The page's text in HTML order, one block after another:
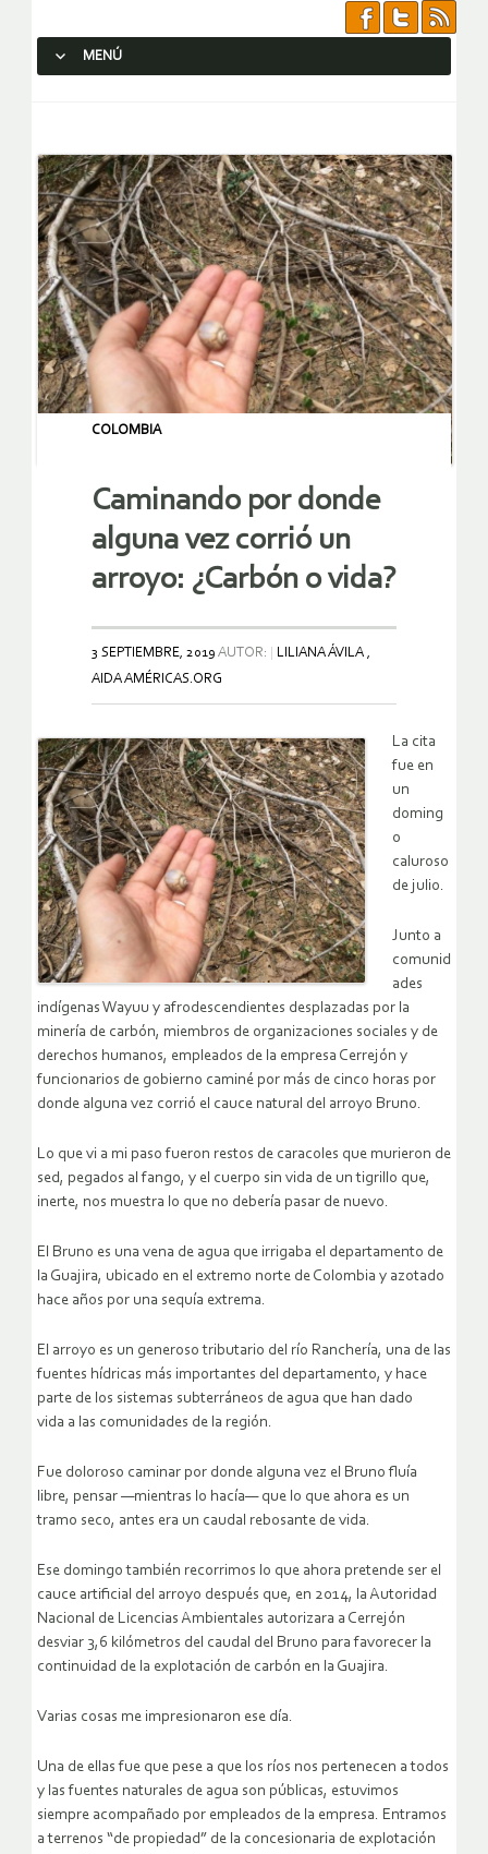
MENÚ
COLOMBIA
Caminando por donde
alguna vez corrió un
arroyo: ¿Carbón o vida?
3 SEPTIEMBRE, 2019 AUTOR:
LILIANA ÁVILA ,
AIDA AMÉRICAS.ORG
La cita
fue en
un
doming
o
caluroso
de julio.
Junto a
comunid
ades
indígenas Wayuu y afrodescendientes desplazadas por la
minería de carbón, miembros de organizaciones sociales y de
derechos humanos, empleados de la empresa Cerrejón y
funcionarios de gobierno caminé por más de cinco horas por
donde alguna vez corrió el cauce natural del arroyo Bruno.
Lo que vi a mi paso fueron restos de caracoles que murieron de
sed, pegados al fango, y el cuerpo sin vida de un tigrillo que,
inerte, nos muestra lo que no debería pasar de nuevo.
El Bruno es una vena de agua que irrigaba el departamento de
la Guajira, ubicado en el extremo norte de Colombia y azotado
hace años por una sequía extrema.
El arroyo es un generoso tributario del río Ranchería, una de las
fuentes hídricas más importantes del departamento, y hace
parte de los sistemas subterráneos de agua que han dado
vida a las comunidades de la región.
Fue doloroso caminar por donde alguna vez el Bruno fluía
libre, pensar —mientras lo hacía— que lo que ahora es un
tramo seco, antes era un caudal rebosante de vida.
Ese domingo también recorrimos lo que ahora pretende ser el
cauce artificial del arroyo después que, en 2014, la Autoridad
Nacional de Licencias Ambientales autorizara a Cerrejón
desviar 3,6 kilómetros del caudal del Bruno para favorecer la
continuidad de la explotación de carbón en la Guajira.
Varias cosas me impresionaron ese día.
Una de ellas fue que pese a que los ríos nos pertenecen a todos
y las fuentes naturales de agua son públicas, estuvimos
siempre acompañado por empleados de la empresa. Entramos
a terrenos “de propiedad” de la concesionaria de explotación